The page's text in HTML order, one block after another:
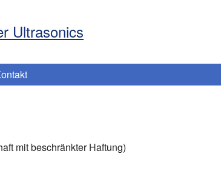
Ultrasonics
mit beschränkter Haftung)